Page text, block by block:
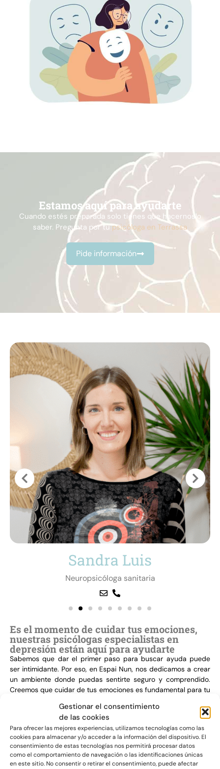
Gestionar el consentimiento
de las cookies
Para ofrecer las mejores experiencias, utilizamos tecnologías como las
cookies para almacenar y/o acceder a la información del dispositivo. El
consentimiento de estas tecnologías nos permitirá procesar datos
como el comportamiento de navegación o las identificaciones únicas
en este sitio. No consentir o retirar el consentimiento, puede afectar
Estamos aquí para ayudarte
Cuando estés preparada solo tienes que hacernoslo
saber. Pregunta por tupsicóloga en Terrassa
Pide información
Aina Mata
Psicóloga sanitaria
nuestras psicólogas especialistas en
depresión están aquí para ayudarte
Sabemos que dar el primer paso para buscar ayuda puede
ser intimidante. Por eso, en Espai Nun, nos dedicamos a crear
un ambiente donde puedas sentirte seguro y comprendido.
Creemos que cuidar de tus emociones es fundamental para tu
bienestar general y estamos aquí para guiarte en cada paso
Te ayudamos a reconocer y entender tus emociones, a
trabajar a través de ellas y a encontrar nuevas formas de
gestionarlas de manera saludable.